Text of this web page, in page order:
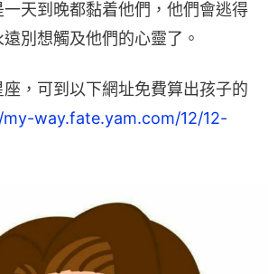
天到晚都黏着他們，他們會逃得
別想觸及他們的心靈了。
，可到以下網址免費算出孩子的
way.fate.yam.com/12/12-